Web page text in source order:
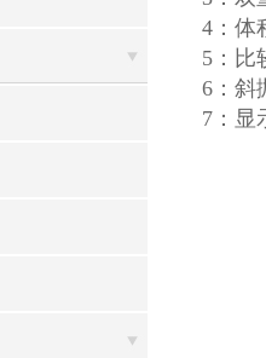
4：体
5：比
6：斜
7：显